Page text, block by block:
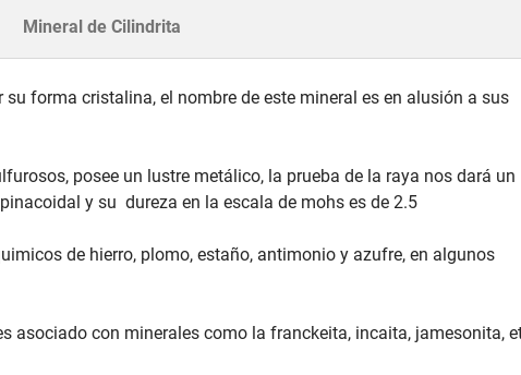
Mineral de Cilindrita
forma cristalina, el nombre de este mineral es en alusión a sus
posee un lustre metálico, la prueba de la raya nos dará un
y su dureza en la escala de mohs es de 2.5
de hierro, plomo, estaño, antimonio y azufre, en algunos
asociado con minerales como la franckeita, incaita, jamesonita,